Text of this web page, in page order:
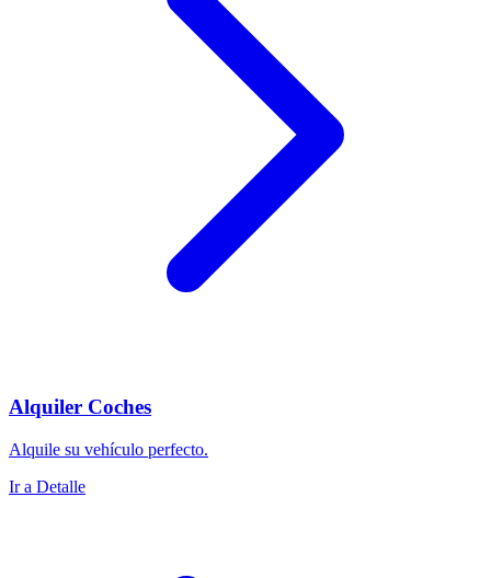
Alquiler Coches
Alquile su vehículo perfecto.
Ir a Detalle